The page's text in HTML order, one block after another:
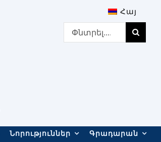
Հայ
Search
for:
Նորություններ
Գրադարան